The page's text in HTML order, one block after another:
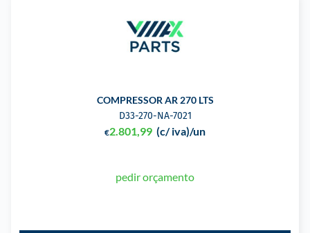
COMPRESSOR AR 270 LTS
D33-270-NA-7021
€2.801,99 (c/ iva)/un
pedir orçamento